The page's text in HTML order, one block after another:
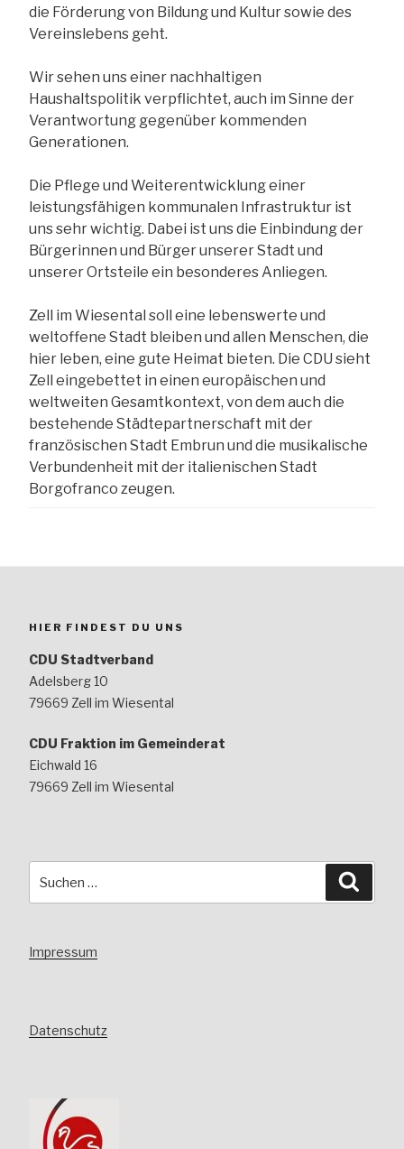
die Förderung von Bildung und Kultur sowie des
Vereinslebens geht.
Wir sehen uns einer nachhaltigen
Haushaltspolitik verpflichtet, auch im Sinne der
Verantwortung gegenüber kommenden
Generationen.
Die Pflege und Weiterentwicklung einer
leistungsfähigen kommunalen Infrastruktur ist
uns sehr wichtig. Dabei ist uns die Einbindung der
Bürgerinnen und Bürger unserer Stadt und
unserer Ortsteile ein besonderes Anliegen.
Zell im Wiesental soll eine lebenswerte und
weltoffene Stadt bleiben und allen Menschen, die
hier leben, eine gute Heimat bieten. Die CDU sieht
Zell eingebettet in einen europäischen und
weltweiten Gesamtkontext, von dem auch die
bestehende Städtepartnerschaft mit der
französischen Stadt Embrun und die musikalische
Verbundenheit mit der italienischen Stadt
Borgofranco zeugen.
HIER FINDEST DU UNS
CDU Stadtverband
Adelsberg 10
79669 Zell im Wiesental
CDU Fraktion im Gemeinderat
Eichwald 16
79669 Zell im Wiesental
nach:
Impressum
Datenschutz